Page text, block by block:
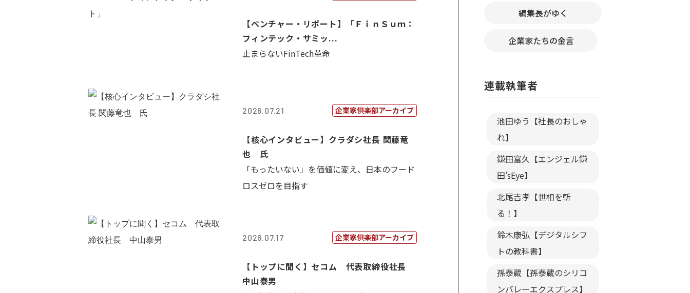
【ベンチャー・リポート】「ＦｉｎＳｕｍ：
フィンテック・サミッ...
止まらないFinTech革命
2026.07.21 企業家倶楽部アーカイブ
【核心インタビュー】クラダシ社長 関藤竜
也 氏
「もったいない」を価値に変え、日本のフード
ロスゼロを目指す
2026.07.17 企業家倶楽部アーカイブ
【トップに聞く】セコム 代表取締役社長
中山泰男
編集長がゆく
企業家たちの金言
連載執筆者
池田ゆう【社長のおしゃ
れ】
鎌田富久【エンジェル鎌
田’sEye】
北尾吉孝【世相を斬
る！】
鈴木康弘【デジタルシフ
トの教科書】
孫泰蔵【孫泰蔵のシリコ
ンバレーエクスプレス】